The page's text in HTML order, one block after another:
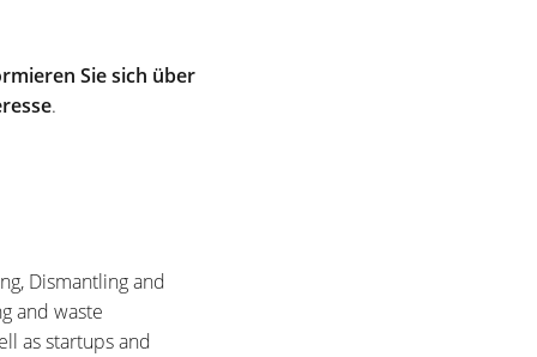
Sie sich über
.
Dismantling and
and waste
as startups and